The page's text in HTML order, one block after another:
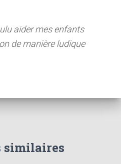
aider mes enfants
de manière ludique
similaires